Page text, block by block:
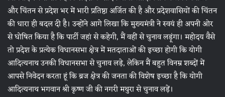
और चिंतन से प्रदेश भर में भारी प्रतिष्ठा अर्जित की है और प्रदेशवासियों की चिंतन
की धारा ही बदल दी है। उन्होंने आगे लिखा कि मुख्यमंत्री ने स्वयं ही अपनी ओर
से घोषित किया है कि पार्टी जहां से कहेगी, मैं वहीं से चुनाव लड़ूंगा। महोदय वैसे
तो प्रदेश के प्रत्येक विधानसभा क्षेत्र में मतदाताओं की इच्छा होगी कि योगी
आदित्यनाथ उनकी विधानसभा से चुनाव लड़े, लेकिन मैं बहुत विनम्र शब्दों में
आपसे निवेदन करता हूं कि ब्रज क्षेत्र की जनता की विशेष इच्छा है कि योगी
आदित्यनाथ भगवान श्री कृष्ण जी की नगरी मथुरा से चुनाव लड़ें।